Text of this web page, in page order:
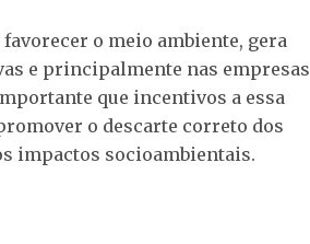
o meio ambiente, gera
e principalmente nas empresas
que incentivos a essa
o descarte correto dos
impactos socioambientais.